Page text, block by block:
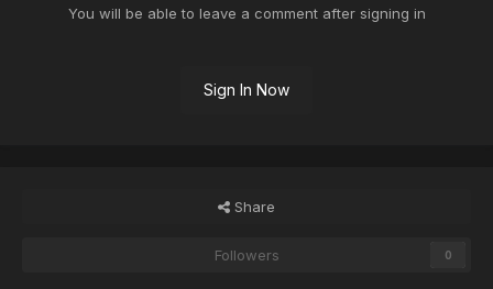
You will be able to leave a comment after signing in
Sign In Now
Share
Followers 0